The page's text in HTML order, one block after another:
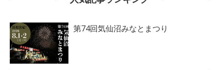
第74回気仙沼みなとまつり